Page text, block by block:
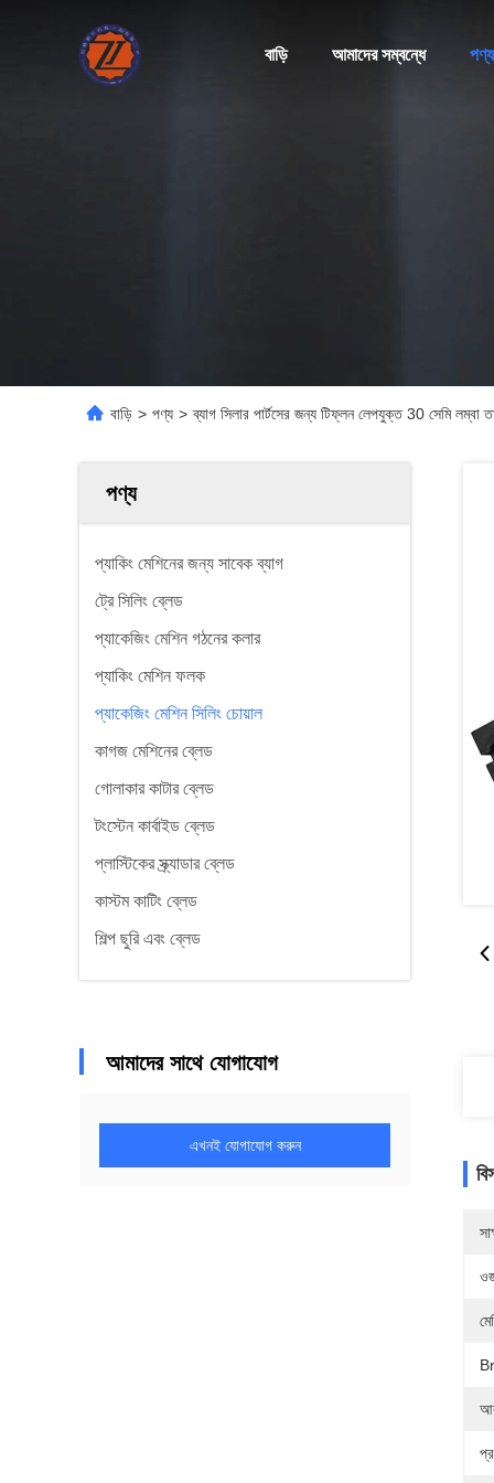
বাড়ি আমাদের সম্বন্ধে পণ্য
বাড়ি > পণ্য > ব্যাগ সিলার পার্টসের জন্য টিফ্লন লেপযুক্ত 30 সেমি লম্বা
পণ্য
প্যাকিং মেশিনের জন্য সাবেক ব্যাগ
ট্রে সিলিং ব্লেড
প্যাকেজিং মেশিন গঠনের কলার
প্যাকিং মেশিন ফলক
প্যাকেজিং মেশিন সিলিং চোয়াল
কাগজ মেশিনের ব্লেড
গোলাকার কাটার ব্লেড
টংস্টেন কার্বাইড ব্লেড
প্লাস্টিকের স্ক্র্যাডার ব্লেড
কাস্টম কাটিং ব্লেড
শিল্প ছুরি এবং ব্লেড
আমাদের সাথে যোগাযোগ
এখনই যোগাযোগ করুন